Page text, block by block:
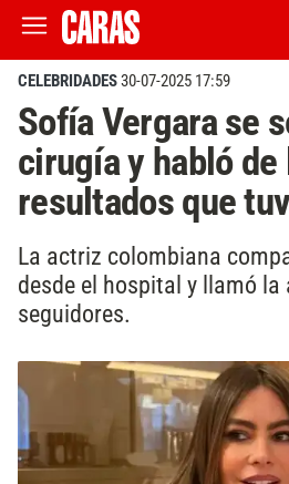
CELEBRIDADES30-07-2025 17:59
Sofía Vergara se
cirugía y habló de
resultados que
La actriz colombiana
desde el hospital y llamó la
seguidores.